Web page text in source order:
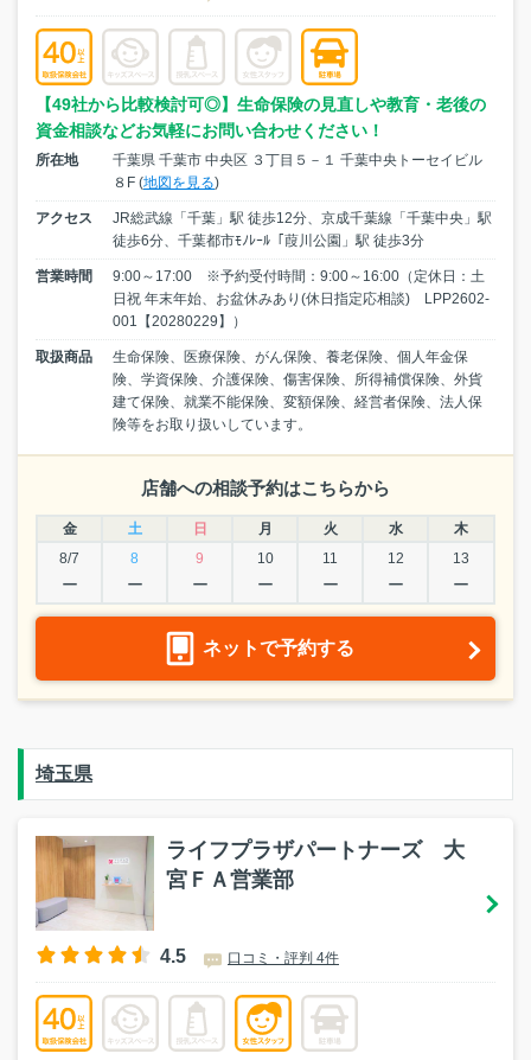
【49社から比較検討可◎】生命保険の見直しや教育・老後の
資金相談などお気軽にお問い合わせください！
所在地
千葉県 千葉市 中央区 ３丁目５－１ 千葉中央トーセイビル
８F (地図を見る)
アクセス
JR総武線「千葉」駅 徒歩12分、京成千葉線「千葉中央」駅
徒歩6分、千葉都市ﾓﾉﾚｰﾙ「葭川公園」駅 徒歩3分
営業時間
9:00～17:00 ※予約受付時間：9:00～16:00（定休日：土
日祝 年末年始、お盆休みあり(休日指定応相談) LPP2602-
001【20280229】）
取扱商品
生命保険、医療保険、がん保険、養老保険、個人年金保
険、学資保険、介護保険、傷害保険、所得補償保険、外貨
建て保険、就業不能保険、変額保険、経営者保険、法人保
険等をお取り扱いしています。
店舗への相談予約はこちらから
金 土 日 月 火 水
木
8/7
8 9 10 11 12 13
ー ー ー ー ー ー ー
ネットで予約する
埼玉県
ライフプラザパートナーズ 大
宮ＦＡ営業部
4.5 口コミ・評判 4件